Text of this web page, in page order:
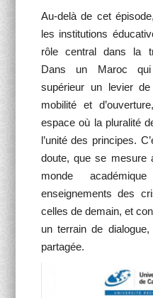
Au-delà de cet
les institutions
rôle central dans la
Dans un Maroc qui
supérieur un levier
mobilité et
espace où la pluralité
l’unité des principes.
doute, que se mesure
monde
enseignements des
celles de demain, et
un terrain de
partagée.